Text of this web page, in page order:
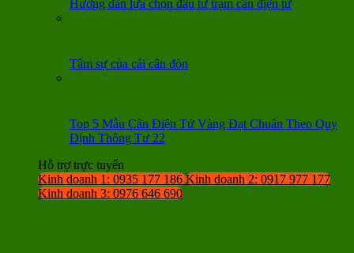
Hướng dẫn lựa chọn đầu tư trạm cân điện tử
Tâm sự của cái cân đòn
Top 5 Mẫu Cân Điện Tử Vàng Đạt Chuẩn Theo Quy
Định Thông Tư 22
Hỗ trợ trực tuyến
Kinh doanh 1: 0935 177 186 Kinh doanh 2: 0917 977 177
Kinh doanh 3: 0976 646 690